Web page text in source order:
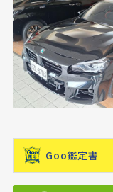
Goo鑑定書